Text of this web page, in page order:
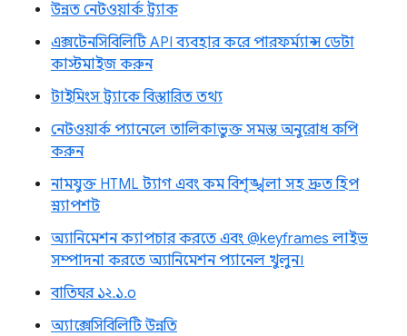
উন্নত নেটওয়ার্ক ট্র্যাক
এক্সটেনসিবিলিটি API ব্যবহার করে পারফর্ম্যান্স ডেটা
কাস্টমাইজ করুন
টাইমিংস ট্র্যাকে বিস্তারিত তথ্য
নেটওয়ার্ক প্যানেলে তালিকাভুক্ত সমস্ত অনুরোধ কপি
করুন
নামযুক্ত HTML ট্যাগ এবং কম বিশৃঙ্খলা সহ দ্রুত হিপ
স্ন্যাপশট
অ্যানিমেশন ক্যাপচার করতে এবং @keyframes লাইভ
সম্পাদনা করতে অ্যানিমেশন প্যানেল খুলুন।
বাতিঘর ১২.১.০
অ্যাক্সেসিবিলিটি উন্নতি